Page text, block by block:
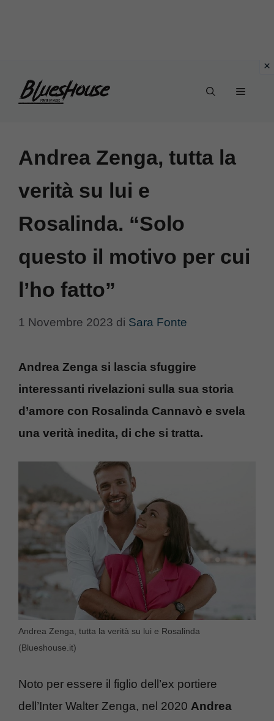
Menu
Andrea Zenga, tutta la
verità su lui e
Rosalinda. “Solo
questo il motivo per cui
l’ho fatto”
1 Novembre 2023 di Sara Fonte
Andrea Zenga si lascia sfuggire
interessanti rivelazioni sulla sua storia
d’amore con Rosalinda Cannavò e svela
una verità inedita, di che si tratta.
Andrea Zenga, tutta la verità su lui e Rosalinda
(Blueshouse.it)
Noto per essere il figlio dell’ex portiere
dell’Inter Walter Zenga, nel 2020 Andrea